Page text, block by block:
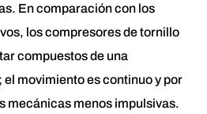
En comparación con los
los compresores de tornillo
compuestos de una
movimiento es continuo y por
mecánicas menos impulsivas.